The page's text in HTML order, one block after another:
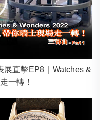
展直擊EP8｜Watches &
一轉！